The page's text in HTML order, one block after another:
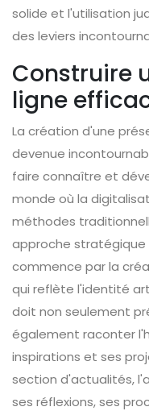
solide et l'utilisation
des leviers
Construire
ligne
La création d'une
devenue
faire connaître et
monde où la
méthodes
approche stratégique
commence par la
qui reflète l'identité
doit non seulement
également raconter
inspirations et ses
section d'actualités,
ses réflexions, ses